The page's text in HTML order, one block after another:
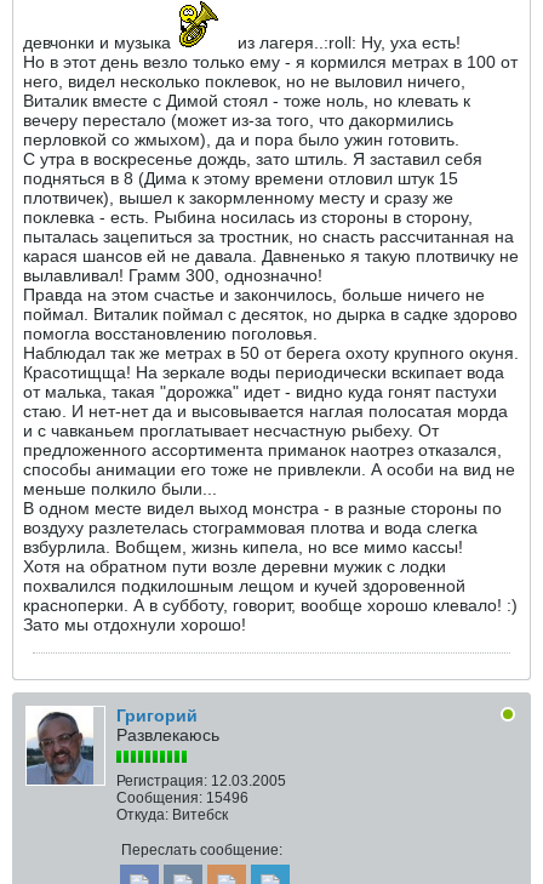
девчонки и музыка
из лагеря..:roll: Ну, уха есть!
Но в этот день везло только ему - я кормился метрах в 100 от
него, видел несколько поклевок, но не выловил ничего,
Виталик вместе с Димой стоял - тоже ноль, но клевать к
вечеру перестало (может из-за того, что дакормились
перловкой со жмыхом), да и пора было ужин готовить.
С утра в воскресенье дождь, зато штиль. Я заставил себя
подняться в 8 (Дима к этому времени отловил штук 15
плотвичек), вышел к закормленному месту и сразу же
поклевка - есть. Рыбина носилась из стороны в сторону,
пыталась зацепиться за тростник, но снасть рассчитанная на
карася шансов ей не давала. Давненько я такую плотвичку не
вылавливал! Грамм 300, однозначно!
Правда на этом счастье и закончилось, больше ничего не
поймал. Виталик поймал с десяток, но дырка в садке здорово
помогла восстановлению поголовья.
Наблюдал так же метрах в 50 от берега охоту крупного окуня.
Красотищща! На зеркале воды периодически вскипает вода
от малька, такая "дорожка" идет - видно куда гонят пастухи
стаю. И нет-нет да и высовывается наглая полосатая морда
и с чавканьем проглатывает несчастную рыбеху. От
предложенного ассортимента приманок наотрез отказался,
способы анимации его тоже не привлекли. А особи на вид не
меньше полкило были...
В одном месте видел выход монстра - в разные стороны по
воздуху разлетелась стограммовая плотва и вода слегка
взбурлила. Вобщем, жизнь кипела, но все мимо кассы!
Хотя на обратном пути возле деревни мужик с лодки
похвалился подкилошным лещом и кучей здоровенной
красноперки. А в субботу, говорит, вообще хорошо клевало! :)
Зато мы отдохнули хорошо!
Григорий
Развлекаюсь
Регистрация: 12.03.2005
Сообщения: 15496
Откуда: Витебск
Переслать сообщение: